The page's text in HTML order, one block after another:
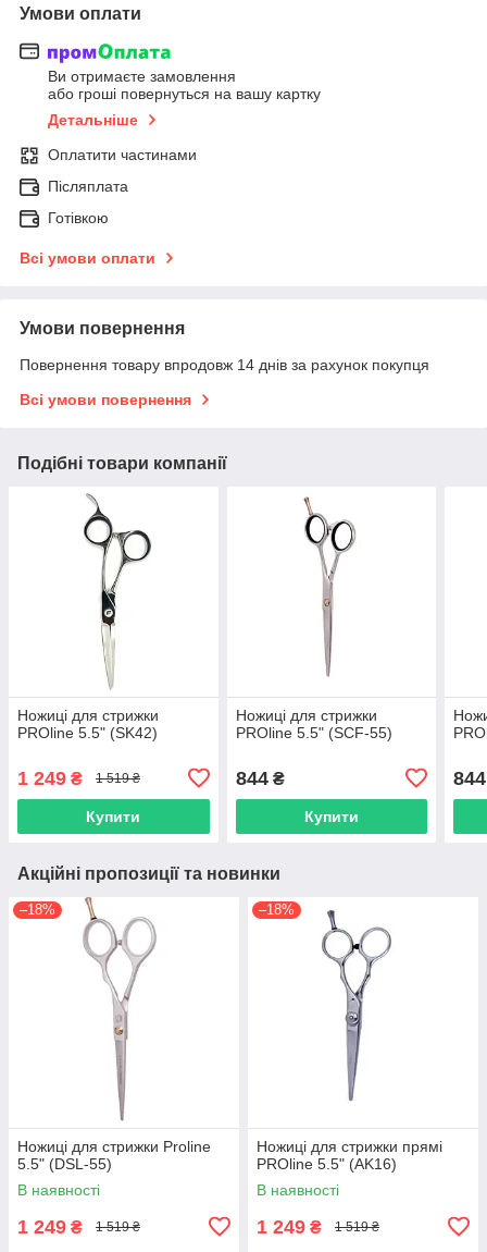
Умови оплати
Ви отримаєте замовлення
або гроші повернуться на вашу картку
Детальніше
Оплатити частинами
Післяплата
Готівкою
Всі умови оплати
Умови повернення
Повернення товару впродовж 14 днів за рахунок покупця
Всі умови повернення
Подібні товари компанії
Ножиці для стрижки
PROline 5.5" (SK42)
1 249 ₴ 1 519 ₴
Купити
Ножиці для стрижки
PROline 5.5" (SCF-55)
844₴
Купити
844
Акційні пропозиції та новинки
–18%
Ножиці для стрижки Proline
5.5" (DSL-55)
В наявності
1 249 ₴ 1 519 ₴
–18%
Ножиці для стрижки прямі
PROline 5.5" (AK16)
В наявності
1 249 ₴ 1 519 ₴